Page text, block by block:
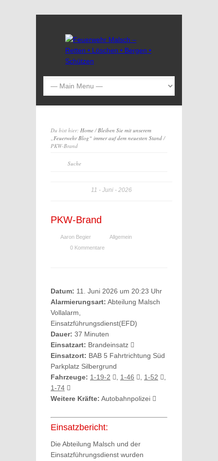
Du bist hier: Home/Bleiben Sie mit unserem
„Feuerwehr Blog“ immer auf dem neuesten Stand/
PKW-Brand
11 Juni 2026
PKW-Brand
Aaron Begier
Allgemein
0 Kommentare
Datum: 11. Juni 2026 um 20:23 Uhr
Alarmierungsart: Abteilung Malsch
Vollalarm,
Einsatzführungsdienst(EFD)
Dauer: 37 Minuten
Einsatzart: Brandeinsatz
Einsatzort: BAB 5 Fahrtrichtung Süd
Parkplatz Silbergrund
Fahrzeuge: 1-19-2 1-46 1-52
1-74
Weitere Kräfte: Autobahnpolizei
Einsatzbericht:
Die Abteilung Malsch und der
Einsatzführungsdienst wurden